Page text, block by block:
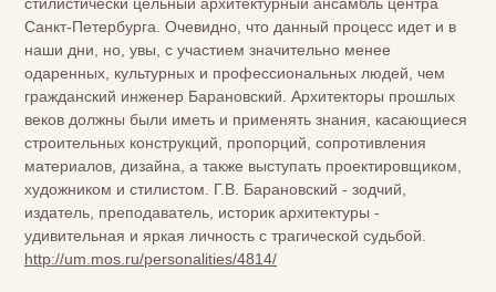
Санкт-Петербурга. Очевидно, что данный процесс идет и в
наши дни, но, увы, с участием значительно менее
одаренных, культурных и профессиональных людей, чем
гражданский инженер Барановский. Архитекторы прошлых
веков должны были иметь и применять знания, касающиеся
строительных конструкций, пропорций, сопротивления
материалов, дизайна, а также выступать проектировщиком,
художником и стилистом. Г.В. Барановский - зодчий,
издатель, преподаватель, историк архитектуры -
удивительная и яркая личность с трагической судьбой.
http://um.mos.ru/personalities/4814/